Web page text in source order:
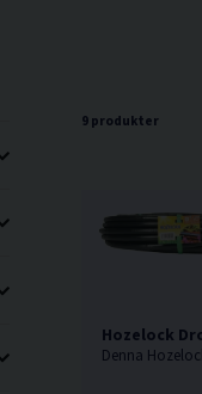
9 produkter
Hozelock